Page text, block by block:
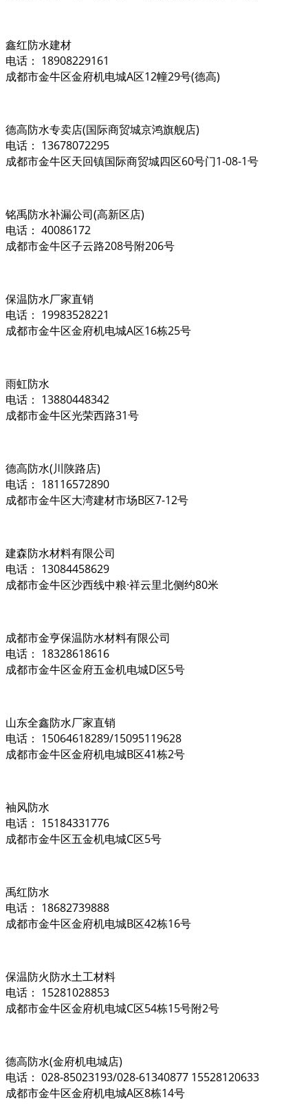
鑫红防水建材
电话： 18908229161
成都市金牛区金府机电城A区12幢29号(德高)
德高防水专卖店(国际商贸城京鸿旗舰店)
电话： 13678072295
成都市金牛区天回镇国际商贸城四区60号门1-08-1号
铭禹防水补漏公司(高新区店)
电话： 40086172
成都市金牛区子云路208号附206号
保温防水厂家直销
电话： 19983528221
成都市金牛区金府机电城A区16栋25号
雨虹防水
电话： 13880448342
成都市金牛区光荣西路31号
德高防水(川陕路店)
电话： 18116572890
成都市金牛区大湾建材市场B区7-12号
建森防水材料有限公司
电话： 13084458629
成都市金牛区沙西线中粮·祥云里北侧约80米
成都市金亨保温防水材料有限公司
电话： 18328618616
成都市金牛区金府五金机电城D区5号
山东全鑫防水厂家直销
电话： 15064618289/15095119628
成都市金牛区金府机电城B区41栋2号
袖风防水
电话： 15184331776
成都市金牛区五金机电城C区5号
禹红防水
电话： 18682739888
成都市金牛区金府机电城B区42栋16号
保温防火防水土工材料
电话： 15281028853
成都市金牛区金府机电城C区54栋15号附2号
德高防水(金府机电城店)
电话： 028-85023193/028-61340877 15528120633
成都市金牛区金府机电城A区8栋14号